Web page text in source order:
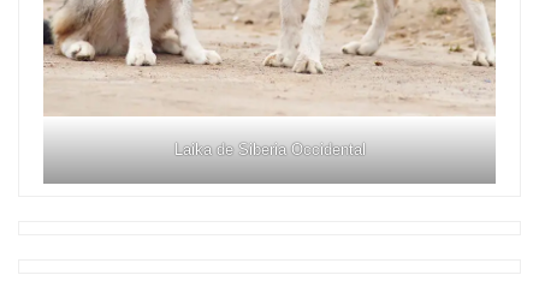
Laika de Siberia Occidental